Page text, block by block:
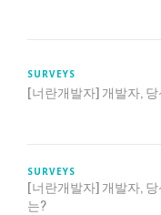
SURVEYS
[너란개발자] 개발자,
SURVEYS
[너란개발자] 개발자,
는?